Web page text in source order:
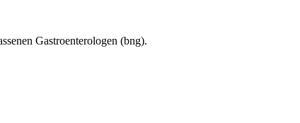
Gastroenterologen (bng).